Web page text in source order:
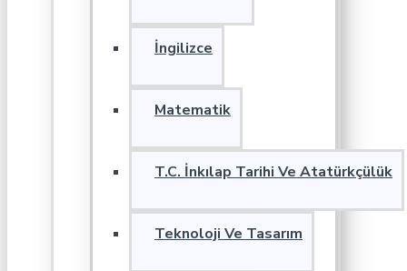
İngilizce
Matematik
T.C. İnkılap Tarihi Ve Atatürkçülük
Teknoloji Ve Tasarım